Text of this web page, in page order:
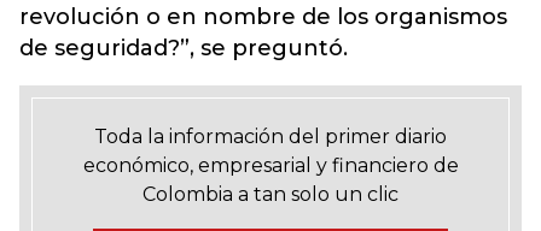
revolución o en nombre de los organismos
de seguridad?”, se preguntó.
Toda la información del primer diario
económico, empresarial y financiero de
Colombia a tan solo un clic